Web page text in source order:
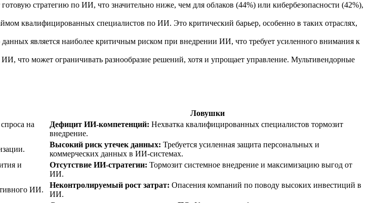
стратегию по ИИ, что значительно ниже, чем для облаков (44%) или кибербезопасности (42%),
квалифицированных специалистов по ИИ. Это критический барьер, особенно в таких отраслях,
является наиболее критичным риском при внедрении ИИ, что требует усиленного внимания к
что может ограничивать разнообразие решений, хотя и упрощает управление. Мультивендорные
Ловушки
на
Дефицит ИИ-компетенций: Нехватка квалифицированных специалистов тормозит
внедрение.
Высокий риск утечек данных: Требуется усиленная защита персональных и
коммерческих данных в ИИ-системах.
и
Отсутствие ИИ-стратегии: Тормозит системное внедрение и максимизацию выгод от
ИИ.
ИИ.
Неконтролируемый рост затрат: Опасения компаний по поводу высоких инвестиций в
ИИ.